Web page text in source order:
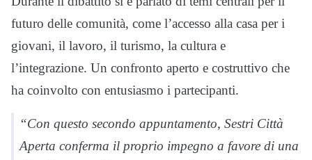
futuro delle comunità, come l’accesso alla casa per i
giovani, il lavoro, il turismo, la cultura e
l’integrazione. Un confronto aperto e costruttivo che
ha coinvolto con entusiasmo i partecipanti.
“Con questo secondo appuntamento, Sestri Città
Aperta conferma il proprio impegno a favore di una